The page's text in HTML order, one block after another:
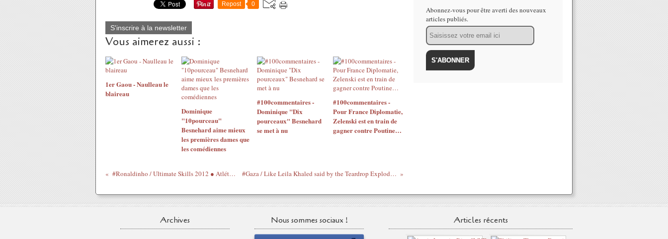
Repost 0
S'inscrire à la newsletter
Vous aimerez aussi :
1er Gaou - Naulleau le
blaireau
Dominique
"10pourceau"
Besnehard aime mieux
les premières dames que
les comédiennes
#100commentaires -
Dominique "Dix
pourceaux" Besnehard
se met à nu
#100commentaires -
Pour France Diplomatie,
Zelenski est en train de
gagner contre Poutine…
#Ronaldinho / Ultimate Skills 2012 ● Atlético Mineiro #Gaza / Like Leila Khaled said by the Teardrop Explodes (2) (#1981)
Abonnez-vous pour être averti des nouveaux
articles publiés.
Email
Archives Nous sommes sociaux ! Articles récents